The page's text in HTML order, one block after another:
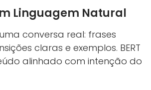
Linguagem Natural
conversa real: frases
claras e exemplos. BERT
alinhado com intenção do